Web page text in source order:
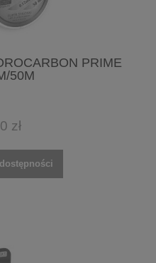
PRIME
50M
zł